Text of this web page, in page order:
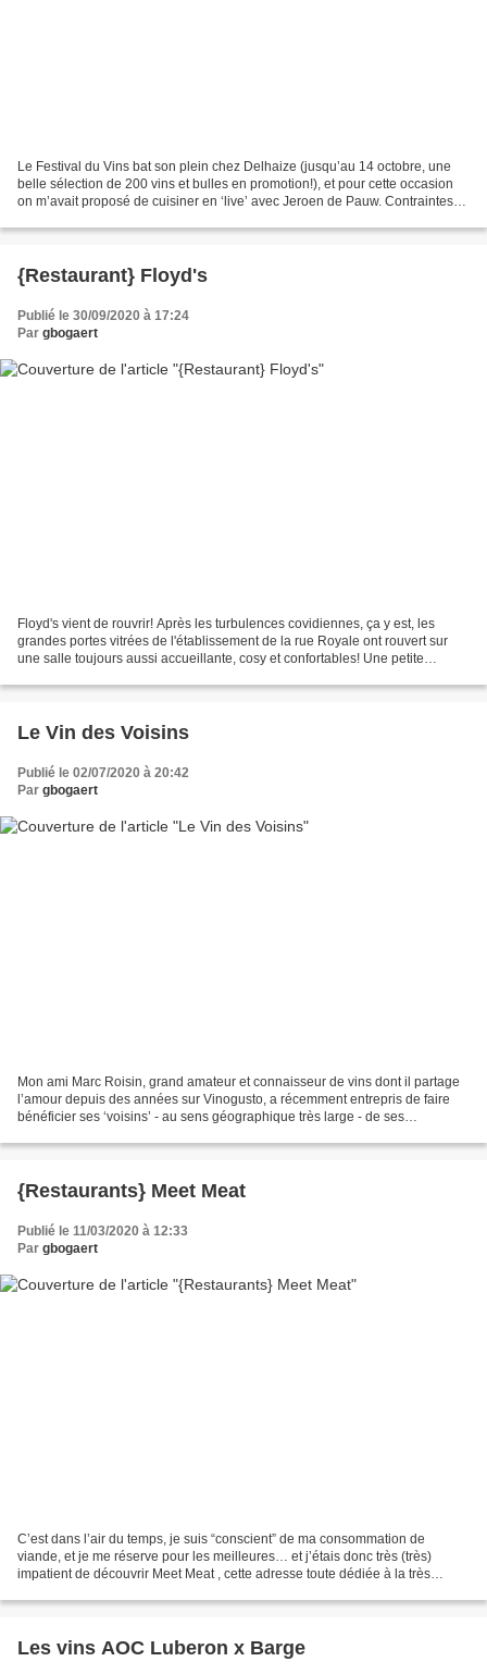
Le Festival du Vins bat son plein chez Delhaize (jusqu’au 14 octobre, une
belle sélection de 200 vins et bulles en promotion!), et pour cette occasion
on m’avait proposé de cuisiner en ‘live’ avec Jeroen de Pauw. Contraintes
{Restaurant} Floyd's
Publié le 30/09/2020 à 17:24
Par gbogaert
Floyd's vient de rouvrir! Après les turbulences covidiennes, ça y est, les
grandes portes vitrées de l'établissement de la rue Royale ont rouvert sur
une salle toujours aussi accueillante, cosy et confortables! Une petite
Le Vin des Voisins
Publié le 02/07/2020 à 20:42
Par gbogaert
Mon ami Marc Roisin, grand amateur et connaisseur de vins dont il partage
l’amour depuis des années sur Vinogusto, a récemment entrepris de faire
bénéficier ses ‘voisins’ - au sens géographique très large - de ses
{Restaurants} Meet Meat
Publié le 11/03/2020 à 12:33
Par gbogaert
C’est dans l’air du temps, je suis “conscient” de ma consommation de
viande, et je me réserve pour les meilleures… et j’étais donc très (très)
impatient de découvrir Meet Meat , cette adresse toute dédiée à la très
Les vins AOC Luberon x Barge